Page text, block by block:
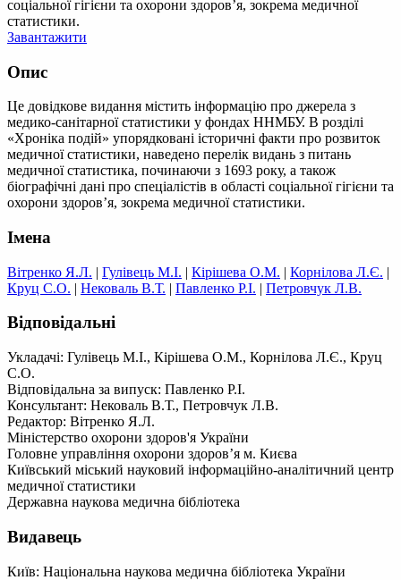
соціальної гігієни та охорони здоров’я, зокрема медичної
статистики.
Завантажити
Опис
Це довідкове видання містить інформацію про джерела з
медико-санітарної статистики у фондах ННМБУ. В розділі
«Хроніка подій» упорядковані історичні факти про розвиток
медичної статистики, наведено перелік видань з питань
медичної статистика, починаючи з 1693 року, а також
біографічні дані про спеціалістів в області соціальної гігієни та
охорони здоров’я, зокрема медичної статистики.
Імена
Вітренко Я.Л. | Гулівець М.І. | Кірішева О.М. | Корнілова Л.Є. |
Круц С.О. | Нековаль В.Т. | Павленко Р.І. | Петровчук Л.В.
Відповідальні
Укладачі: Гулівець М.І., Кірішева О.М., Корнілова Л.Є., Круц
С.О.
Відповідальна за випуск: Павленко P.I.
Консультант: Нековаль В.Т., Петровчук Л.В.
Редактор: Вітренко Я.Л.
Міністерство охорони здоров'я України
Головне управління охорони здоров’я м. Києва
Київський міський науковий інформаційно-аналітичний центр
медичної статистики
Державна наукова медична бібліотека
Видавець
Київ: Національна наукова медична бібліотека України